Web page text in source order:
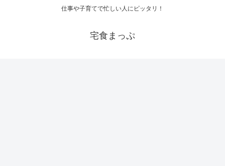
仕事や子育てで忙しい人にピッタリ！
宅食まっぷ